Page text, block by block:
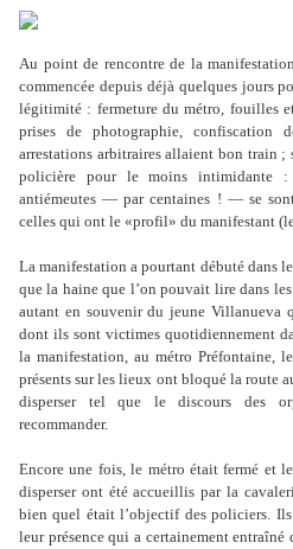
Au point de rencontre de la
commencée depuis déjà quelques jours
légitimité : fermeture du métro, fouilles
prises de photographie, confiscation
arrestations arbitraires allaient bon train ;
policière pour le moins intimidante :
antiémeutes — par centaines ! — se
celles qui ont le «profil» du manifestant
La manifestation a pourtant débuté dans
que la haine que l’on pouvait lire dans
autant en souvenir du jeune Villanueva
dont ils sont victimes quotidiennement
la manifestation, au métro Préfontaine,
présents sur les lieux ont bloqué la route
disperser tel que le discours des
recommander.
Encore une fois, le métro était fermé et
disperser ont été accueillis par la
bien quel était l’objectif des policiers.
leur présence qui a certainement entraîné